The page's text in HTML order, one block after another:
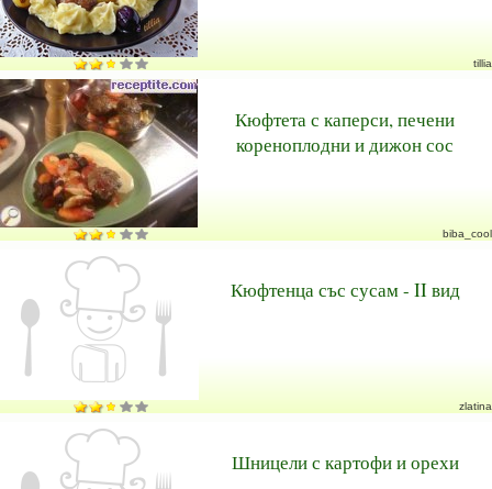
tillia
Кюфтета с каперси, печени
кореноплодни и дижон сос
biba_cool
Кюфтенца със сусам - II вид
zlatina
Шницели с картофи и орехи